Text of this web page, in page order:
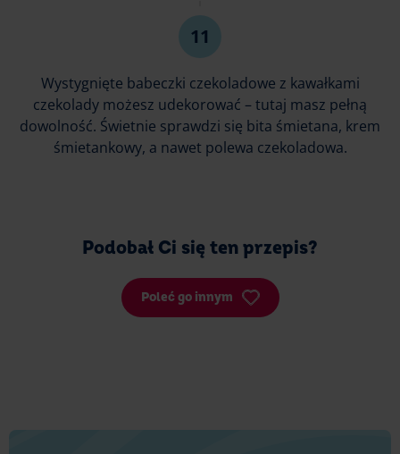
Wystygnięte babeczki czekoladowe z kawałkami
czekolady możesz udekorować – tutaj masz pełną
dowolność. Świetnie sprawdzi się bita śmietana, krem
śmietankowy, a nawet polewa czekoladowa.
Podobał Ci się ten przepis?
Poleć go innym